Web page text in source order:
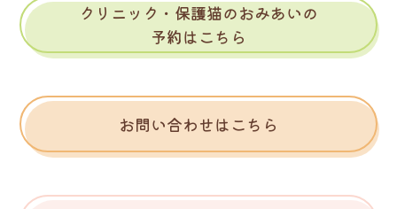
クリニック・保護猫のおみあいの
予約はこちら
お問い合わせはこちら